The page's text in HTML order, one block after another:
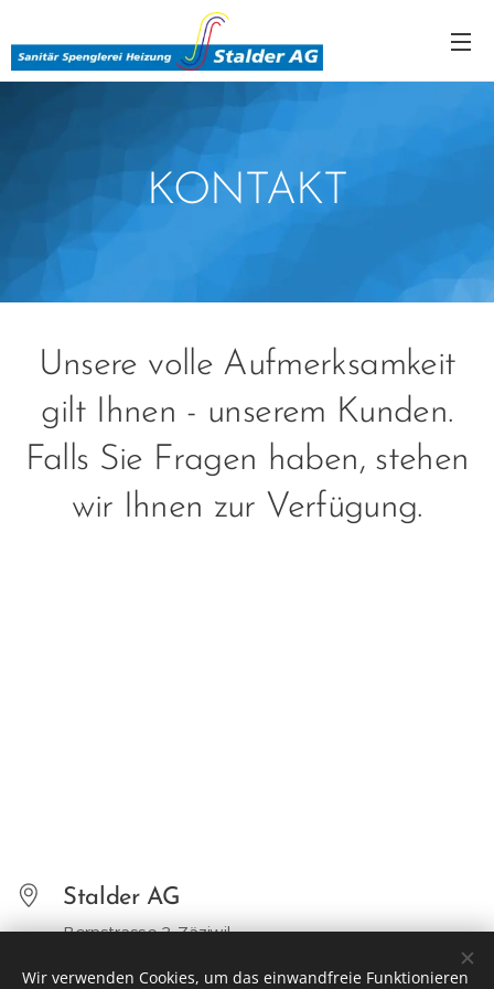
KONTAKT
Unsere volle Aufmerksamkeit
gilt Ihnen - unserem Kunden.
Falls Sie Fragen haben, stehen
wir Ihnen zur Verfügung.
Stalder AG
Bernstrasse 3, Zäziwil
031 711 06 76
Wir verwenden Cookies, um das einwandfreie Funktionieren